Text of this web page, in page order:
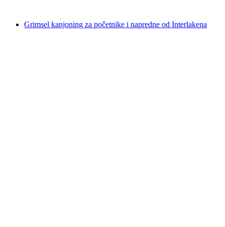
Grimsel kanjoning za početnike i napredne od Interlakena